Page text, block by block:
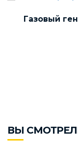
Газовый
ВЫ